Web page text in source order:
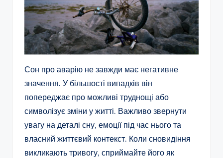
Сон про аварію не завжди має негативне
значення. У більшості випадків він
попереджає про можливі труднощі або
символізує зміни у житті. Важливо звернути
увагу на деталі сну, емоції під час нього та
власний життєвий контекст. Коли сновидіння
викликають тривогу, сприймайте його як